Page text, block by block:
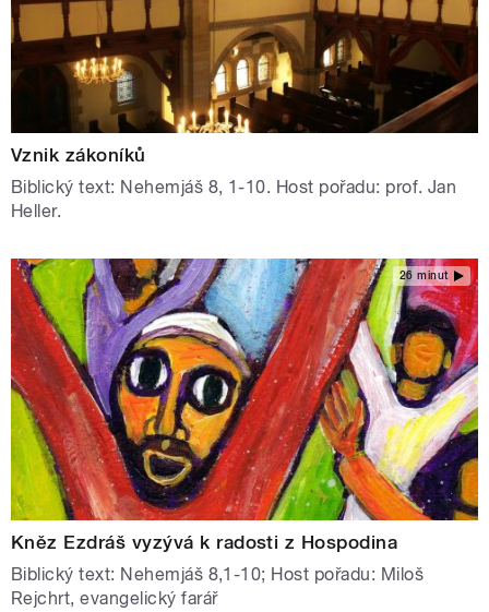
Vznik zákoníků
Biblický text: Nehemjáš 8, 1-10. Host pořadu: prof. Jan
Heller.
26 minut
Kněz Ezdráš vyzývá k radosti z Hospodina
Biblický text: Nehemjáš 8,1-10; Host pořadu: Miloš
Rejchrt, evangelický farář